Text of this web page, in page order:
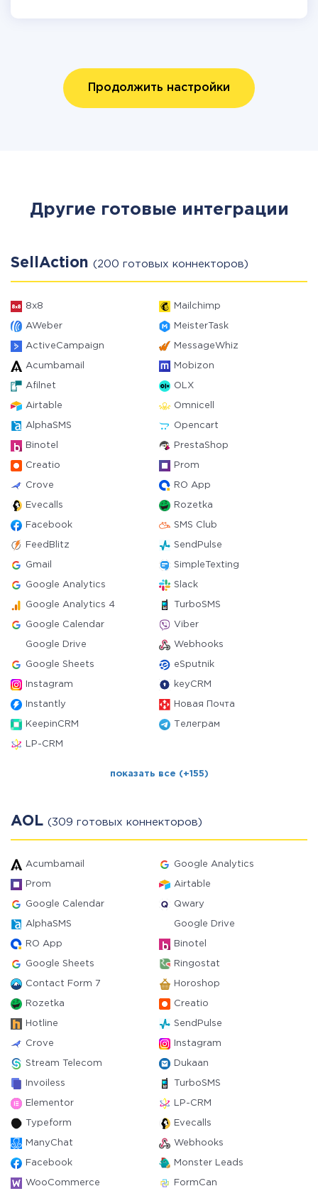
Продолжить настройки
Другие готовые интеграции
SellAction (200 готовых коннекторов)
8x8 Mailchimp
AWeber MeisterTask
ActiveCampaign MessageWhiz
Acumbamail Mobizon
Afilnet OLX
Airtable Omnicell
AlphaSMS Opencart
Binotel PrestaShop
Creatio Prom
Crove RO App
Evecalls Rozetka
Facebook SMS Club
FeedBlitz SendPulse
Gmail SimpleTexting
Google Analytics Slack
Google Analytics 4 TurboSMS
Google Calendar Viber
Google Drive Webhooks
Google Sheets eSputnik
Instagram keyCRM
Instantly Новая Почта
KeepinCRM Телеграм
LP-CRM
показать все (+155)
AOL (309 готовых коннекторов)
Acumbamail Google Analytics
Prom Airtable
Google Calendar Qwary
AlphaSMS Google Drive
RO App Binotel
Google Sheets Ringostat
Contact Form 7 Horoshop
Rozetka Creatio
Hotline SendPulse
Crove Instagram
Stream Telecom Dukaan
Invoiless TurboSMS
Elementor LP-CRM
Typeform Evecalls
ManyChat Webhooks
Facebook Monster Leads
WooCommerce FormCan